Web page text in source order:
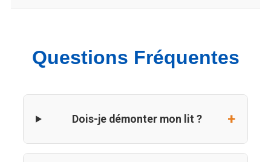
Questions Fréquentes
Dois-je démonter mon lit ?